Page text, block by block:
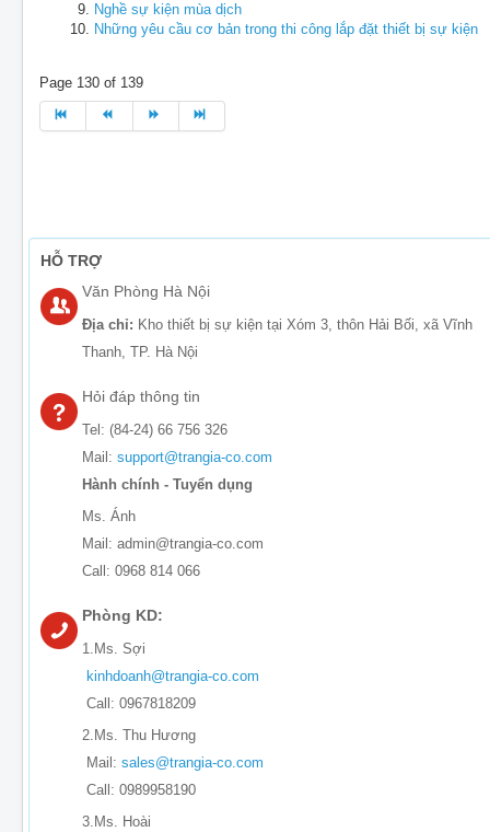
Nghề sự kiện mùa dịch
Những yêu cầu cơ bản trong thi công lắp đặt thiết bị sự kiện
Page 130 of 139
HỖ TRỢ
Văn Phòng Hà Nội
Địa chỉ: Kho thiết bị sự kiện tại Xóm 3, thôn Hải Bối, xã Vĩnh
Thanh, TP. Hà Nội
Hỏi đáp thông tin
Tel: (84-24) 66 756 326
Mail: support@trangia-co.com
Hành chính - Tuyển dụng
Ms. Ánh
Mail: admin@trangia-co.com
Call: 0968 814 066
Phòng KD:
1.Ms. Sợi
kinhdoanh@trangia-co.com
Call: 0967818209
2.Ms. Thu Hương
Mail: sales@trangia-co.com
Call: 0989958190
3.Ms. Hoài